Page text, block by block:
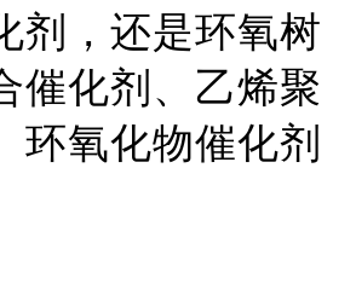
剂，还是环氧树
催化剂、乙烯聚
环氧化物催化剂